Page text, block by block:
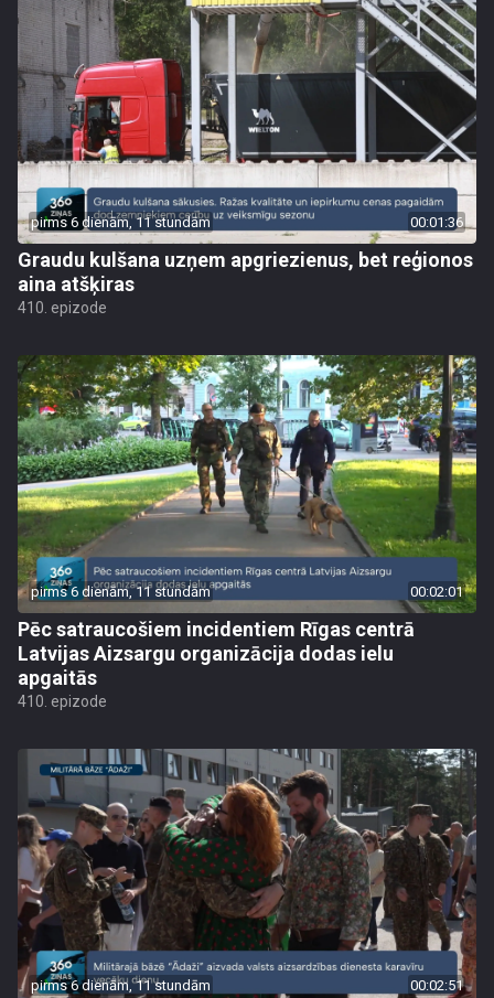
pirms 6 dienām, 11 stundām 00:01:36
Graudu kulšana uzņem apgriezienus, bet reģionos
aina atšķiras
410. epizode
pirms 6 dienām, 11 stundām 00:02:01
Pēc satraucošiem incidentiem Rīgas centrā
Latvijas Aizsargu organizācija dodas ielu
apgaitās
410. epizode
pirms 6 dienām, 11 stundām 00:02:51